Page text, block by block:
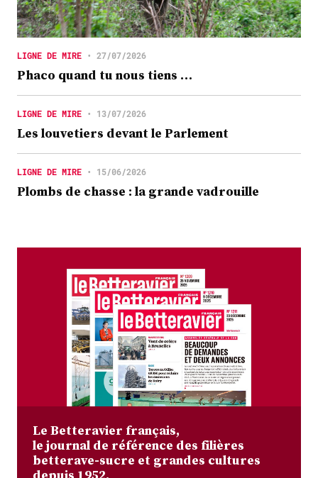
LIGNE DE MIRE • 27/07/2026
Phaco quand tu nous tiens …
LIGNE DE MIRE • 13/07/2026
Les louvetiers devant le Parlement
LIGNE DE MIRE • 15/06/2026
Plombs de chasse : la grande vadrouille
Le Betteravier français,
le journal de référence des filières
betterave-sucre et grandes cultures